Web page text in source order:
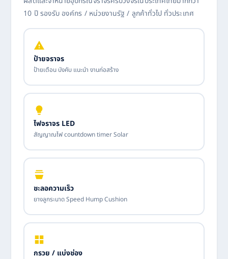
10 ปี รองรับ องค์กร / หน่วยงานรัฐ / ลูกค้าทั่วไป ทั่วประเทศ
ป้ายจราจร
ป้ายเตือน บังคับ แนะนำ งานก่อสร้าง
ไฟจราจร LED
สัญญาณไฟ countdown timer Solar
ชะลอความเร็ว
ยางลูกระนาด Speed Hump Cushion
กรวย / แบ่งช่อง